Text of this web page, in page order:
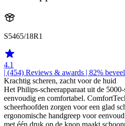
S5465/18R1
4.1
| (454) Reviews & awards | 82%
Krachtig scheren, zacht voor de huid
Het Philips-scheerapparaat uit de
eenvoudig en comfortabel.
scheerhoofden zorgen voor een glad
ergonomische handgreep voor
met één druk op de knop maakt